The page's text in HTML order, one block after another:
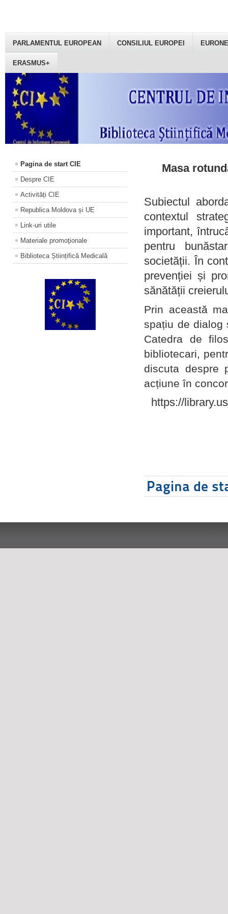
PARLAMENTUL EUROPEAN CONSILIUL EUROPEI
ERASMUS+
Pagina de start CIE
Despre CIE
Activități CIE
Republica Moldova și UE
Link-uri utile
Materiale promoţionale
Biblioteca Științifică Medicală
Masa
Subiectul
contextul
important,
pentru
societății. În
prevenției și
sănătății
Prin această
spațiu de dialog
Catedra de
bibliotecari,
discuta despre
acțiune în
https://
Pagina de